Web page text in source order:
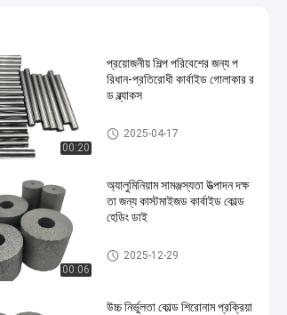
00:20
প্রয়োজনীয় শিল্প পরিবেশের জন্য প
রিধান-প্রতিরোধী কার্বাইড গোলাকার র
ড ব্ল্যাকস
টংস্টেন কার্বাইড রড
2025-04-17
00:06
অ্যালুমিনিয়াম সামঞ্জস্যতা উত্পাদন দক্ষ
তা জন্য কাস্টমাইজড কার্বাইড কোল্ড
হেডিং ডাই
কার্বাইড ঠান্ডা শিরোনাম মারা
2025-12-29
উচ্চ নির্ভুলতা কোল্ড শিরোনাম প্রক্রিয়া